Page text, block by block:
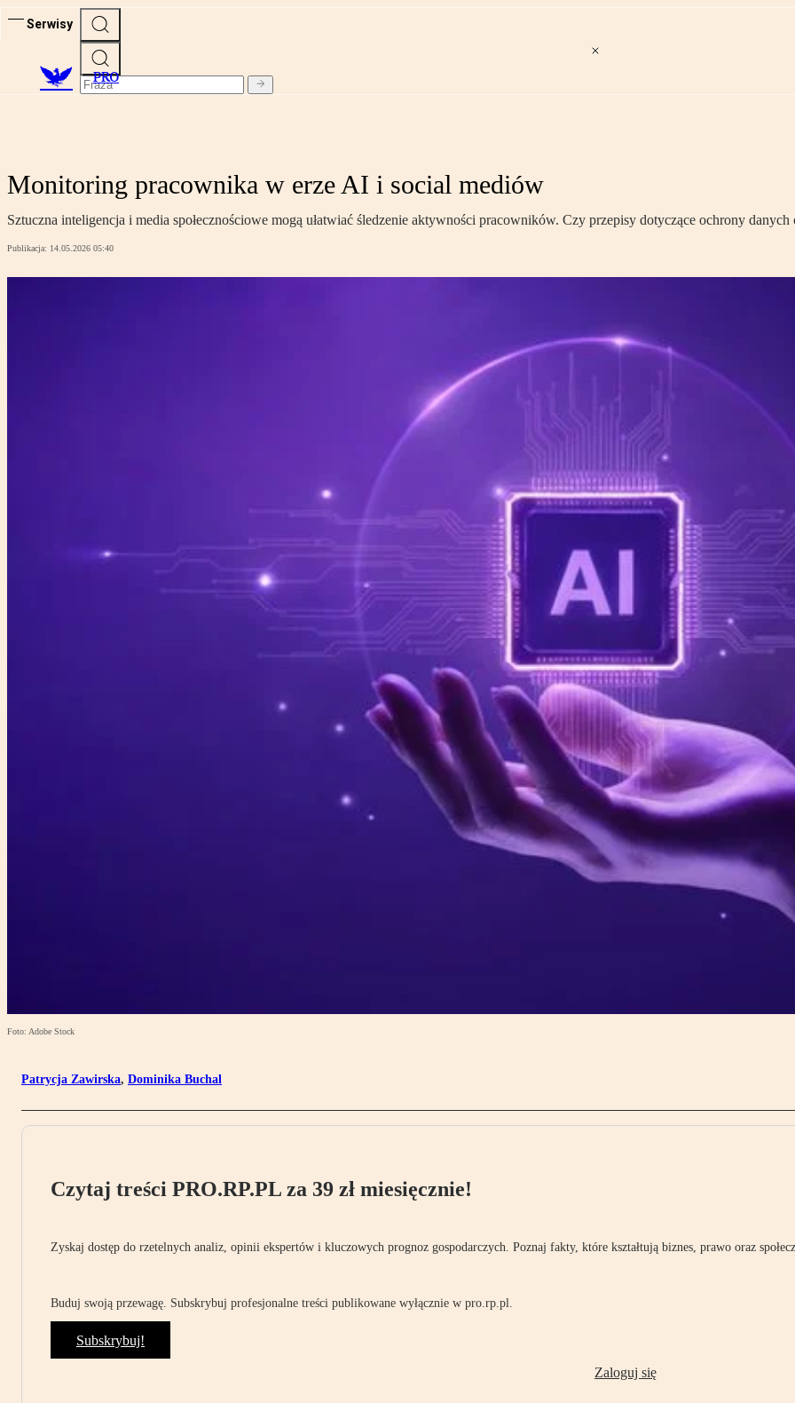
Serwisy
PRO
Monitoring pracownika w erze AI i social mediów
Sztuczna inteligencja i media społecznościowe mogą ułatwiać śledzenie aktywności pracowników. Czy przepisy dotyczące ochrony
Publikacja: 14.05.2026 05:40
Foto: Adobe Stock
Patrycja Zawirska, Dominika Buchal
Czytaj treści PRO.RP.PL za 39 zł miesięcznie!
Zyskaj dostęp do rzetelnych analiz, opinii ekspertów i kluczowych prognoz gospodarczych. Poznaj fakty, które kształtują biznes, prawo oraz
Buduj swoją przewagę. Subskrybuj profesjonalne treści publikowane wyłącznie w pro.rp.pl.
Subskrybuj!
Zaloguj się